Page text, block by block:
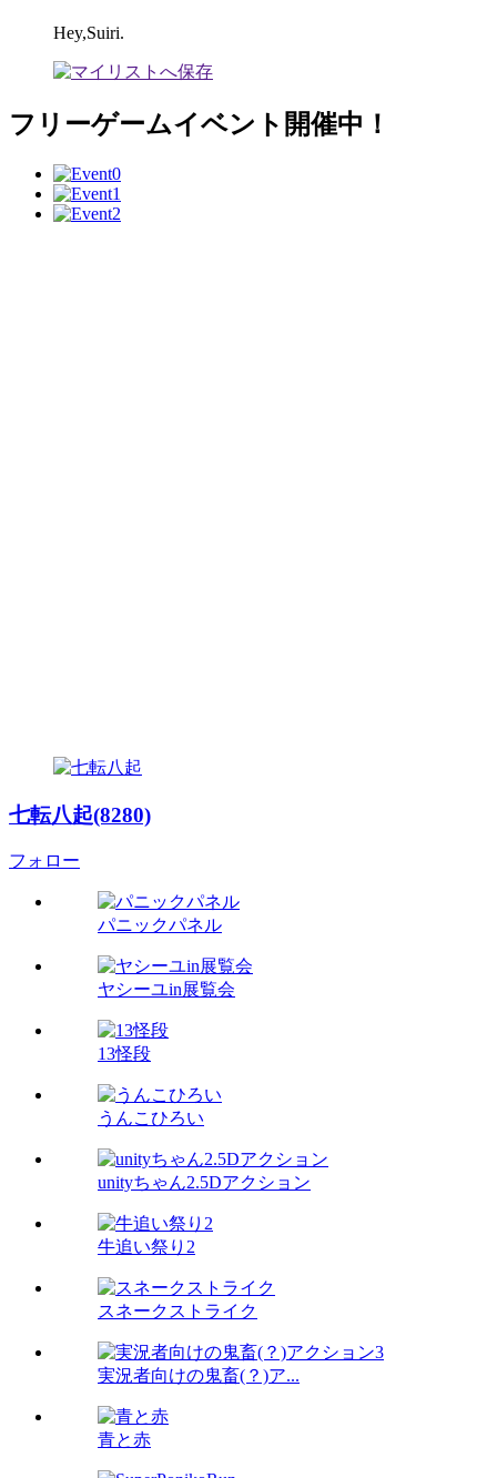
Hey,Suiri.
フリーゲームイベント開催中！
七転八起(8280)
フォロー
パニックパネル
ヤシーユin展覧会
13怪段
うんこひろい
unityちゃん2.5Dアクション
牛追い祭り2
スネークストライク
実況者向けの鬼畜(？)ア...
青と赤